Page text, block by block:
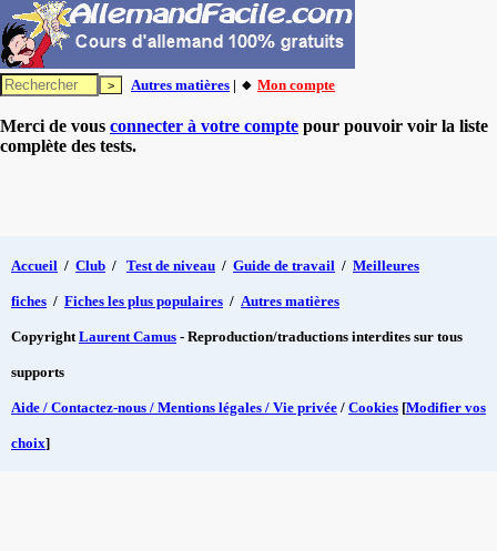
Autres matières | 🔸 Mon compte
Merci de vous connecter à votre compte pour pouvoir voir la liste
complète des tests.
Accueil / Club / Test de niveau / Guide de travail / Meilleures
fiches / Fiches les plus populaires / Autres matières
CopyrightLaurent Camus - Reproduction/traductions interdites sur tous
supports
Aide / Contactez-nous / Mentions légales / Vie privée / Cookies [Modifier vos
choix]